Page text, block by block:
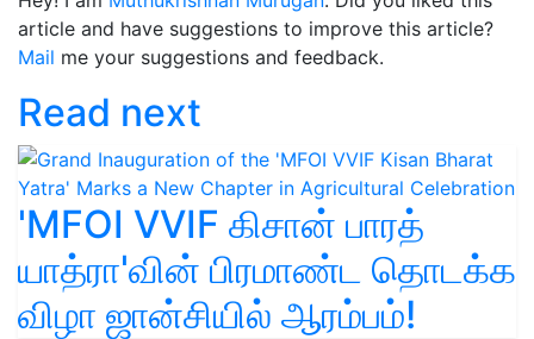
article and have suggestions to improve this article?
Mail me your suggestions and feedback.
Read next
'MFOI VVIF கிசான் பாரத்
யாத்ரா'வின் பிரமாண்ட தொடக்க
விழா ஜான்சியில் ஆரம்பம்!